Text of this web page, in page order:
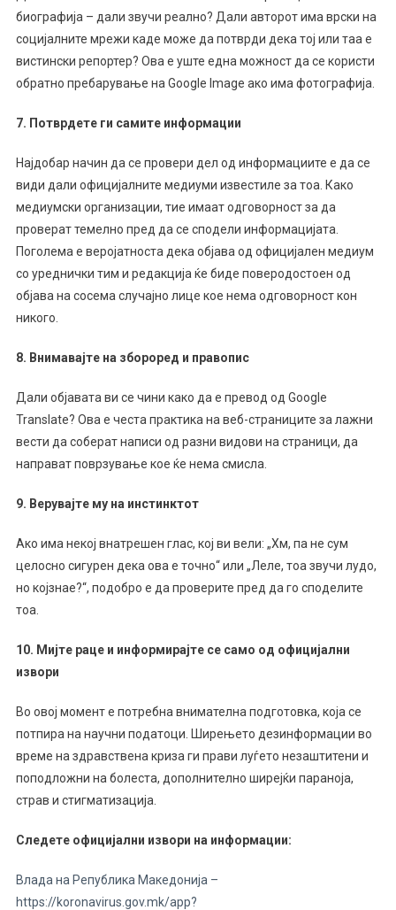
биографија – дали звучи реално? Дали авторот има врски на
социјалните мрежи каде може да потврди дека тој или таа е
вистински репортер? Ова е уште една можност да се користи
обратно пребарување на Google Image ако има фотографија.
7. Потврдете ги самите информации
Најдобар начин да се провери дел од информациите е да се
види дали официјалните медиуми известиле за тоа. Како
медиумски организации, тие имаат одговорност за да
проверат темелно пред да се сподели информацијата.
Поголема е веројатноста дека објава од официјален медиум
со уреднички тим и редакција ќе биде поверодостоен од
објава на сосема случајно лице кое нема одговорност кон
никого.
8. Внимавајте на збороред и правопис
Дали објавата ви се чини како да е превод од Google
Translate? Ова е честа практика на веб-страниците за лажни
вести да соберат написи од разни видови на страници, да
направат поврзување кое ќе нема смисла.
9. Верувајте му на инстинктот
Ако има некој внатрешен глас, кој ви вели: „Хм, па не сум
целосно сигурен дека ова е точно“ или „Леле, тоа звучи лудо,
но којзнае?“, подобро е да проверите пред да го споделите
тоа.
10. Мијте раце и информирајте се само од официјални
извори
Во овој момент е потребна внимателна подготовка, која се
потпира на научни податоци. Ширењето дезинформации во
време на здравствена криза ги прави луѓето незаштитени и
поподложни на болеста, дополнително ширејќи параноја,
страв и стигматизација.
Следете официјални извори на информации:
Влада на Република Македонија –
https://koronavirus.gov.mk/app?